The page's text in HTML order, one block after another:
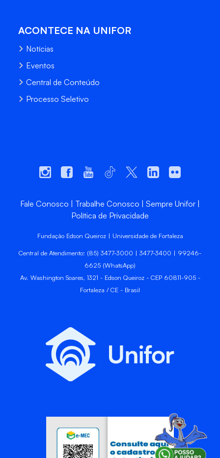
ACONTECE NA UNIFOR
Notícias
Eventos
Central de Conteúdo
Processo Seletivo
Fale Conosco Trabalhe Conosco
Sempre Unifor
Política de Privacidade
Fundação Edson Queiroz | Universidade de Fortaleza
Central de Atendimento: (85) 3477-3000 | 3477-3400 | 99246-
6625 (WhatsApp)
Av. Washington Soares, 1321 - Edson Queiroz - CEP 60811-905 -
Fortaleza / CE - Brasil